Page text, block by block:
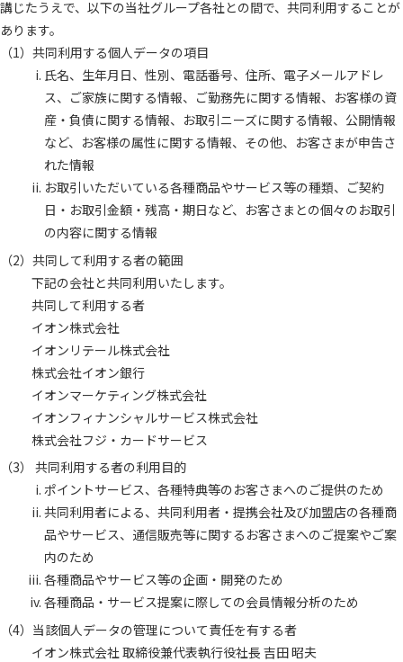
講じたうえで、以下の当社グループ各社との間で、共同利用することが
あります。
共同利用する個人データの項目
氏名、生年月日、性別、電話番号、住所、電子メールアドレ
ス、ご家族に関する情報、ご勤務先に関する情報、お客様の資
産・負債に関する情報、お取引ニーズに関する情報、公開情報
など、お客様の属性に関する情報、その他、お客さまが申告さ
れた情報
お取引いただいている各種商品やサービス等の種類、ご契約
日・お取引金額・残高・期日など、お客さまとの個々のお取引
の内容に関する情報
共同して利用する者の範囲
下記の会社と共同利用いたします。
共同して利用する者
イオン株式会社
イオンリテール株式会社
株式会社イオン銀行
イオンマーケティング株式会社
イオンフィナンシャルサービス株式会社
株式会社フジ・カードサービス
共同利用する者の利用目的
ポイントサービス、各種特典等のお客さまへのご提供のため
共同利用者による、共同利用者・提携会社及び加盟店の各種商
品やサービス、通信販売等に関するお客さまへのご提案やご案
内のため
各種商品やサービス等の企画・開発のため
各種商品・サービス提案に際しての会員情報分析のため
当該個人データの管理について責任を有する者
イオン株式会社 取締役兼代表執行役社長 吉田 昭夫